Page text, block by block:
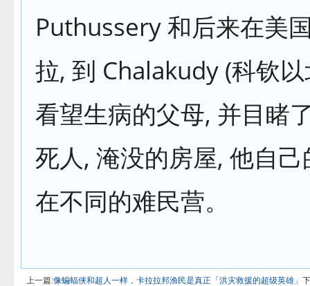
Puthussery 和后来在美
拉, 到 Chalakudy (科钦
看望生病的父母, 并目睹
死人, 淹没的房屋, 他自
在不同的难民营。
上一篇:像蝙蝠侠和超人一样，卡拉拉邦渔民是真正「洪灾救援的超级英雄」